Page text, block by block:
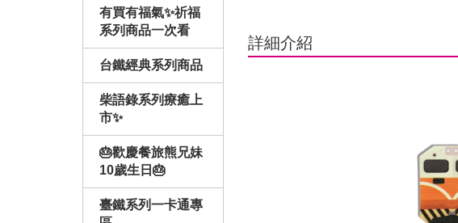
有買有福氣✨祈福
系列商品一次看
台鐵經典系列商品
柴語錄系列療癒上
市✨
🎂歡慶餐旅熊兄妹
10歲生日🎂
臺鐵系列一卡通專
詳細介紹